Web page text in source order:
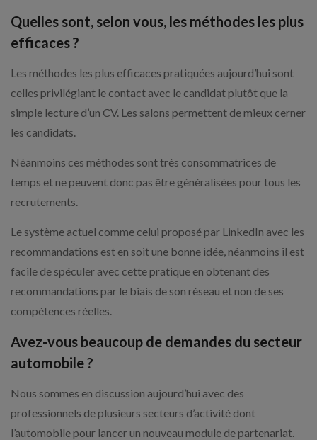
Quelles sont, selon vous, les méthodes les plus
efficaces ?
Les méthodes les plus efficaces pratiquées aujourd’hui sont
celles privilégiant le contact avec le candidat plutôt que la
simple lecture d’un CV. Les salons permettent de mieux cerner
les candidats.
Néanmoins ces méthodes sont très consommatrices de
temps et ne peuvent donc pas être généralisées pour tous les
recrutements.
Le système actuel comme celui proposé par LinkedIn avec les
recommandations est en soit une bonne idée, néanmoins il est
facile de spéculer avec cette pratique en obtenant des
recommandations par le biais de son réseau et non de ses
compétences réelles.
Avez-vous beaucoup de demandes du secteur
automobile ?
Nous sommes en discussion aujourd’hui avec des
professionnels de plusieurs secteurs d’activité dont
l’automobile pour lancer un nouveau module de partenariat.